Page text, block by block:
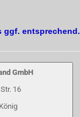
ggf. entsprechend.
GmbH
16